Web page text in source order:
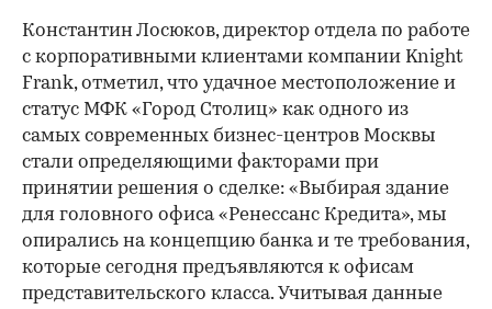
Константин Лосюков, директор отдела по работе
с корпоративными клиентами компании Knight
Frank, отметил, что удачное местоположение и
статус МФК «Город Столиц» как одного из
самых современных бизнес-центров Москвы
стали определяющими факторами при
принятии решения о сделке: «Выбирая здание
для головного офиса «Ренессанс Кредита», мы
опирались на концепцию банка и те требования,
которые сегодня предъявляются к офисам
представительского класса. Учитывая данные